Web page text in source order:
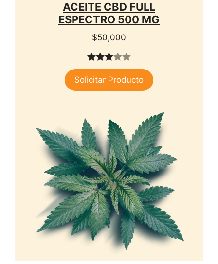
ACEITE CBD FULL
ESPECTRO 500 MG
$50,000
3.00
de 5
Solicitar Producto